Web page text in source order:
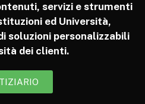
servizi e strumenti
ed Università,
soluzioni personalizzabili
dei clienti.